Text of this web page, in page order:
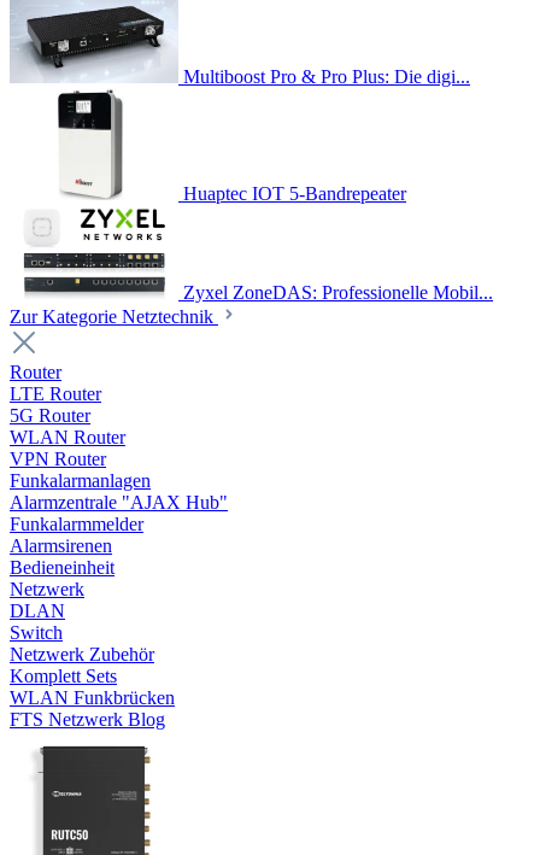
Multiboost Pro & Pro Plus: Die digi...
Huaptec IOT 5-Bandrepeater
Zyxel ZoneDAS: Professionelle Mobil...
Zur Kategorie Netztechnik
Router
LTE Router
5G Router
WLAN Router
VPN Router
Funkalarmanlagen
Alarmzentrale "AJAX Hub"
Funkalarmmelder
Alarmsirenen
Bedieneinheit
Netzwerk
DLAN
Switch
Netzwerk Zubehör
Komplett Sets
WLAN Funkbrücken
FTS Netzwerk Blog